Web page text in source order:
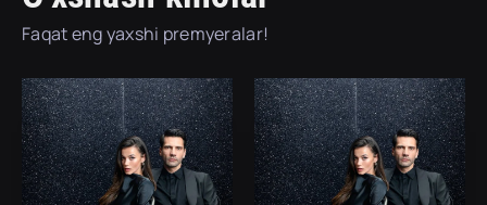
Faqat eng yaxshi premyeralar!